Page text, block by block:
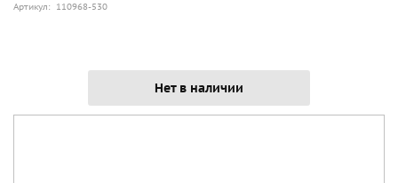
Артикул: 110968-530
Нет в наличии